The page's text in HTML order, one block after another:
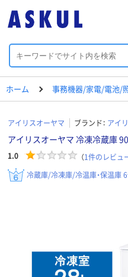
ホーム 事務機器/家電/電池/
アイリスオーヤマ ブランド： アイ
アイリスオーヤマ 冷凍冷蔵庫
1.0 （1件のレビュ
冷蔵庫/冷凍庫/冷温庫・保温庫